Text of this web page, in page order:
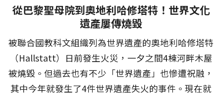
從巴黎聖母院到奧地利哈修塔特！世界文化
遺產屢傳燒毀
被聯合國教科文組織列為世界遺產的奧地利哈修塔特
（Hallstatt）日前發生火災，一夕之間4棟河畔木屋
被燒毀。但過去也有不少「世界遺產」也慘遭祝融，
其中今年就發生了4件世界遺產失火的事件。現在就